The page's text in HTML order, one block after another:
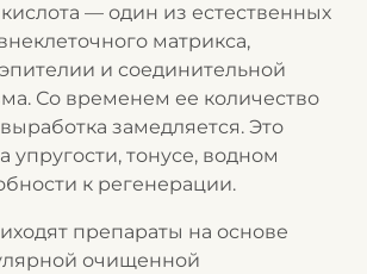
— один из естественных
матрикса,
и соединительной
Со временем ее количество
замедляется. Это
упругости, тонусе, водном
к регенерации.
препараты на основе
очищенной